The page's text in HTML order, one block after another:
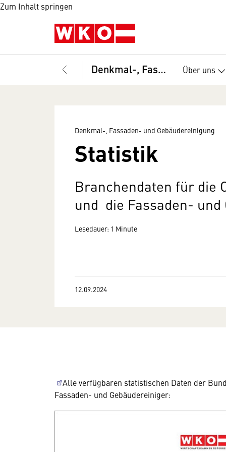
Zum Inhalt springen
Denkmal-, Fassaden- und Gebäudereinigung Über uns
Denkmal-, Fassaden- und Gebäudereinigung
Statistik
Branchendaten für die
und die Fassaden- und
Lesedauer: 1 Minute
12.09.2024
Alle verfügbaren statistischen Daten der
Fassaden- und Gebäudereiniger: